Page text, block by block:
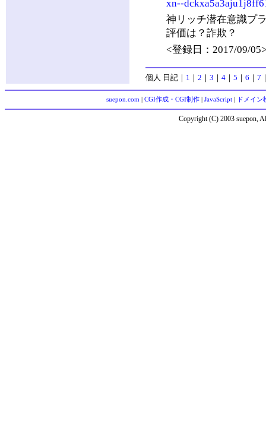
xn--
神リッチ潜在意識プ
評価は？詐欺？
<登録日：2017/09/
個人 日記 ｜ 1 ｜ 2 ｜ 3 ｜ 4 ｜ 5 ｜ 6 ｜ 7
suepon.com CGI作成・CGI制作| JavaScript| ドメイン
Copyright (C) 2003 suepon,